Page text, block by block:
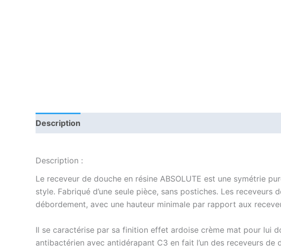
Description
Description :
Le receveur de douche en résine ABSOLUTE est une symétrie
style. Fabriqué d’une seule pièce, sans postiches. Les
débordement, avec une hauteur minimale par rapport aux
Il se caractérise par sa finition effet ardoise crème mat pour lui
antibactérien avec antidérapant C3 en fait l’un des receveurs